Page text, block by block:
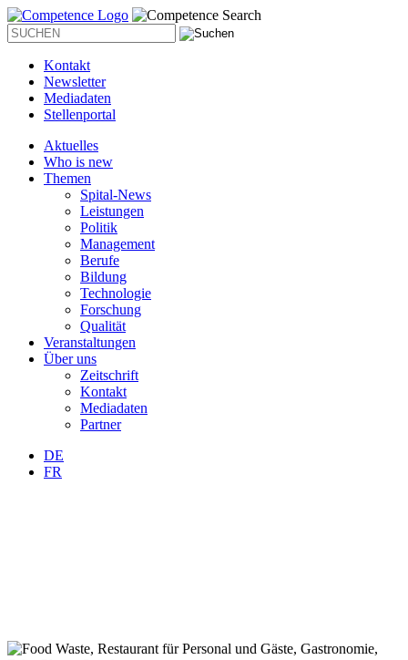
Kontakt
Newsletter
Mediadaten
Stellenportal
Aktuelles
Who is new
Themen
Spital-News
Leistungen
Politik
Management
Berufe
Bildung
Technologie
Forschung
Qualität
Veranstaltungen
Über uns
Zeitschrift
Kontakt
Mediadaten
Partner
DE
FR